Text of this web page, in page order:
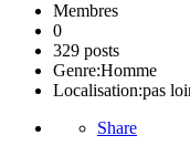
Membres
0
329 posts
Genre:Homme
Localisation:pas
Share